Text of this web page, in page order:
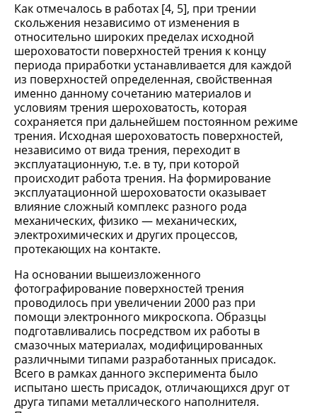
Как отмечалось в работах [4, 5], при трении
скольжения независимо от изменения в
относительно широких пределах исходной
шероховатости поверхностей трения к концу
периода приработки устанавливается для каждой
из поверхностей определенная, свойственная
именно данному сочетанию материалов и
условиям трения шероховатость, которая
сохраняется при дальнейшем постоянном режиме
трения. Исходная шероховатость поверхностей,
независимо от вида трения, переходит в
эксплуатационную, т.е. в ту, при которой
происходит работа трения. На формирование
эксплуатационной шероховатости оказывает
влияние сложный комплекс разного рода
механических, физико — механических,
электрохимических и других процессов,
протекающих на контакте.
На основании вышеизложенного
фотографирование поверхностей трения
проводилось при увеличении 2000 раз при
помощи электронного микроскопа. Образцы
подготавливались посредством их работы в
смазочных материалах, модифицированных
различными типами разработанных присадок.
Всего в рамках данного эксперимента было
испытано шесть присадок, отличающихся друг от
друга типами металлического наполнителя.